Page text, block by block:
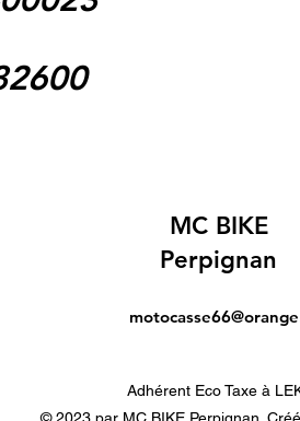
MC BIKE
Perpignan
Adhérent Eco Taxe à
© 2023 par MC BIKE Perpignan.